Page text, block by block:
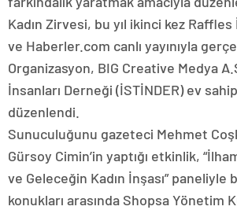
Kadın Zirvesi, bu yıl ikinci kez Raffles
ve Haberler.com canlı yayınıyla
Organizasyon, BIG Creative Medya
İnsanları Derneği (İSTİNDER) ev
düzenlendi.
Sunuculuğunu gazeteci Mehmet
Gürsoy Cimin’in yaptığı etkinlik,
ve Geleceğin Kadın İnşası” paneliyle
konukları arasında Shopsa Yönetim